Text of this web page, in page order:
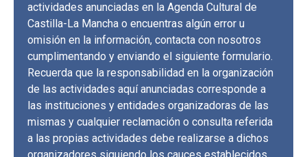
actividades anunciadas en la Agenda Cultural de
Castilla-La Mancha o encuentras algún error u
omisión en la información, contacta con nosotros
cumplimentando y enviando el siguiente formulario.
Recuerda que la responsabilidad en la organización
de las actividades aquí anunciadas corresponde a
las instituciones y entidades organizadoras de las
mismas y cualquier reclamación o consulta referida
a las propias actividades debe realizarse a dichos